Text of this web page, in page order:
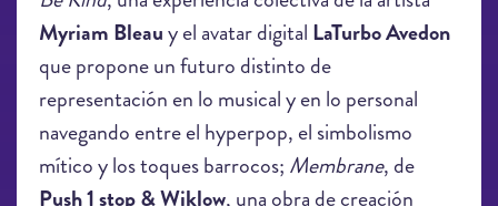
Myriam Bleauy el avatar digital LaTurbo Avedon
que propone un futuro distinto de
representación en lo musical y en lo personal
navegando entre el hyperpop, el simbolismo
mítico y los toques barrocos; Membrane, de
Push 1 stop & Wiklow, una obra de creación